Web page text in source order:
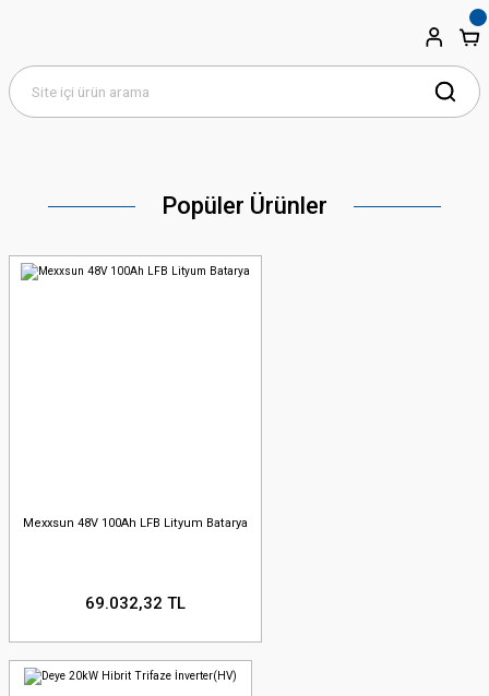
Popüler Ürünler
Mexxsun 48V 100Ah LFB Lityum Batarya
69.032,32 TL